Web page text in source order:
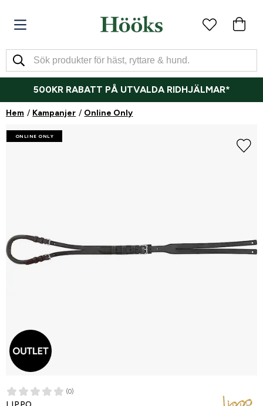
500KR RABATT PÅ UTVALDA RIDHJÄLMAR*
Hem Kampanjer Online Only
ONLINE ONLY
(0)